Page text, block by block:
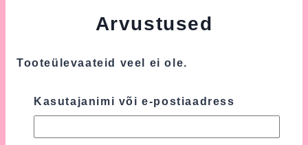
Arvustused
Tooteülevaateid veel ei ole.
Väike Mähkmetort Kiisuga”
Sinu e-postiaadressi ei avaldata. Nõutavad
Kasutajanimi või e-postiaadress